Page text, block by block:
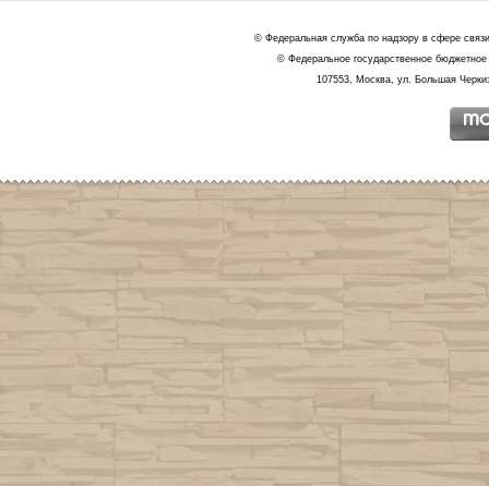
© Федеральная служба по надзору в сфере
© Федеральное государственное
107553, Москва, ул. Большая